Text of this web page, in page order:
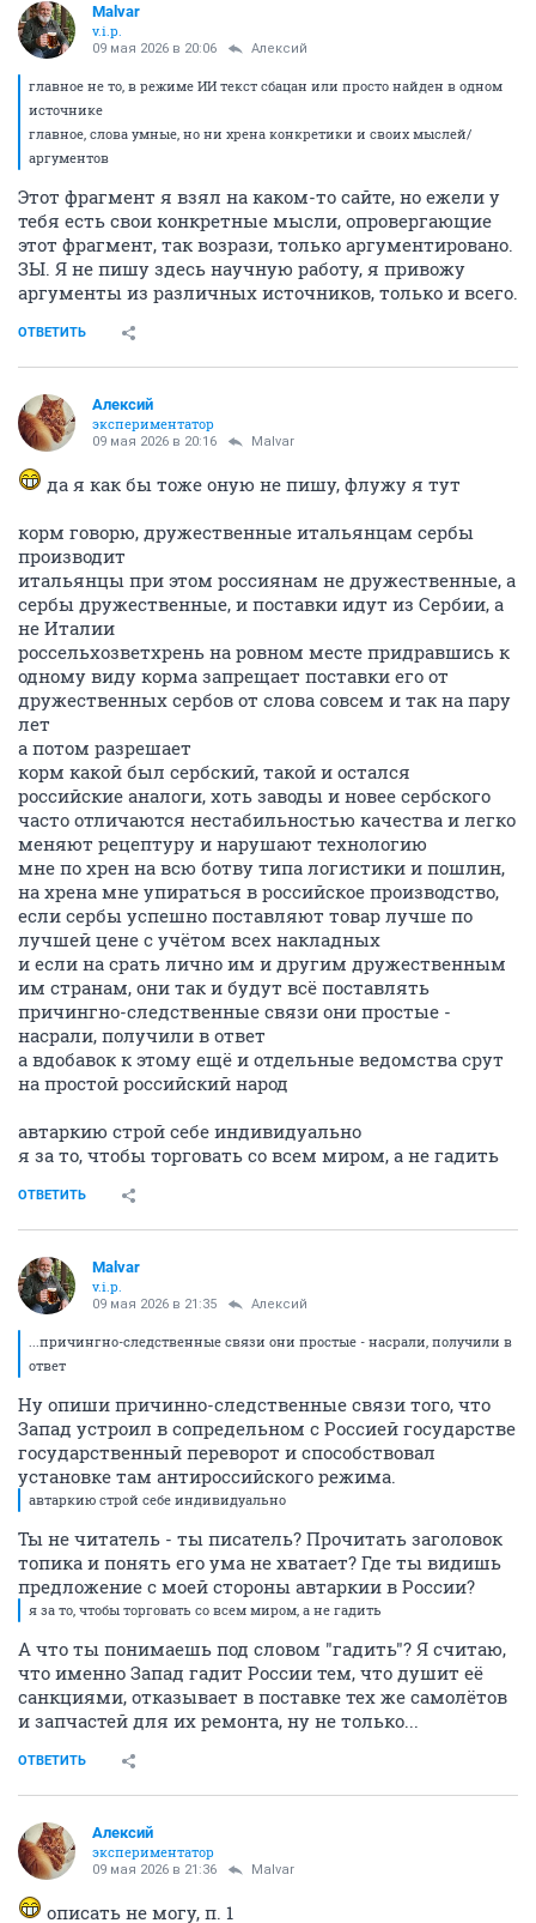
Malvar
v.i.p.
09 мая 2026 в 20:06 Алексий
главное не то, в режиме ИИ текст сбацан или просто найден в одном
источнике
главное, слова умные, но ни хрена конкретики и своих мыслей/
аргументов
Этот фрагмент я взял на каком-то сайте, но ежели у
тебя есть свои конкретные мысли, опровергающие
этот фрагмент, так возрази, только аргументировано.
ЗЫ. Я не пишу здесь научную работу, я привожу
аргументы из различных источников, только и всего.
ОТВЕТИТЬ
Алексий
экспериментатор
09 мая 2026 в 20:16 Malvar
да я как бы тоже оную не пишу, флужу я тут
корм говорю, дружественные итальянцам сербы
производит
итальянцы при этом россиянам не дружественные, а
сербы дружественные, и поставки идут из Сербии, а
не Италии
россельхозветхрень на ровном месте придравшись к
одному виду корма запрещает поставки его от
дружественных сербов от слова совсем и так на пару
лет
а потом разрешает
корм какой был сербский, такой и остался
российские аналоги, хоть заводы и новее сербского
часто отличаются нестабильностью качества и легко
меняют рецептуру и нарушают технологию
мне по хрен на всю ботву типа логистики и пошлин,
на хрена мне упираться в российское производство,
если сербы успешно поставляют товар лучше по
лучшей цене с учётом всех накладных
и если на срать лично им и другим дружественным
им странам, они так и будут всё поставлять
причингно-следственные связи они простые -
насрали, получили в ответ
а вдобавок к этому ещё и отдельные ведомства срут
на простой российский народ
автаркию строй себе индивидуально
я за то, чтобы торговать со всем миром, а не гадить
ОТВЕТИТЬ
Malvar
v.i.p.
09 мая 2026 в 21:35 Алексий
...причингно-следственные связи они простые - насрали, получили в
ответ
Ну опиши причинно-следственные связи того, что
Запад устроил в сопредельном с Россией государстве
государственный переворот и способствовал
установке там антироссийского режима.
автаркию строй себе индивидуально
Ты не читатель - ты писатель? Прочитать заголовок
топика и понять его ума не хватает? Где ты видишь
предложение с моей стороны автаркии в России?
я за то, чтобы торговать со всем миром, а не гадить
А что ты понимаешь под словом "гадить"? Я считаю,
что именно Запад гадит России тем, что душит её
санкциями, отказывает в поставке тех же самолётов
и запчастей для их ремонта, ну не только...
ОТВЕТИТЬ
Алексий
экспериментатор
09 мая 2026 в 21:36 Malvar
описать не могу, п. 1